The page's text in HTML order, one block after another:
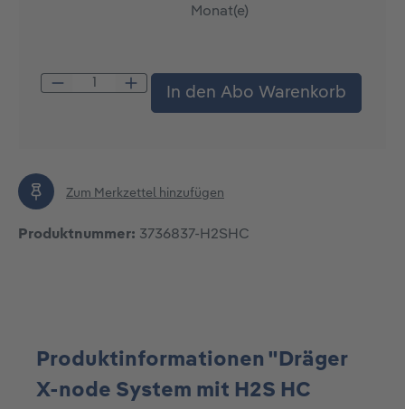
Monat(e)
Produkt Anzahl: Gib den gewünschten
In den Abo Warenkorb
Zum Merkzettel hinzufügen
Produktnummer: 3736837-H2SHC
Produktinformationen "Dräger
X-node System mit H2S HC